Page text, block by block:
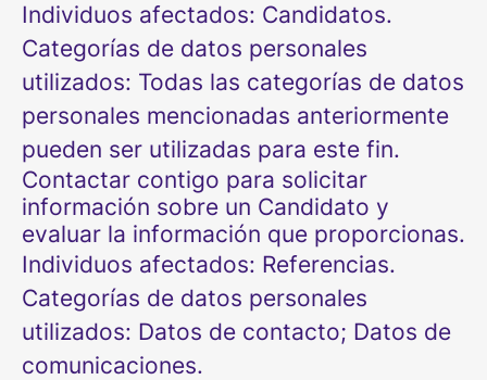
Individuos afectados: Candidatos.
Categorías de datos personales
utilizados: Todas las categorías de datos
personales mencionadas anteriormente
pueden ser utilizadas para este fin.
Contactar contigo para solicitar
información sobre un Candidato y
evaluar la información que proporcionas.
Individuos afectados: Referencias.
Categorías de datos personales
utilizados: Datos de contacto; Datos de
comunicaciones.